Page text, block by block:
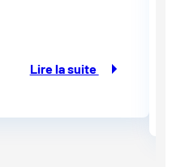
Lire la suite